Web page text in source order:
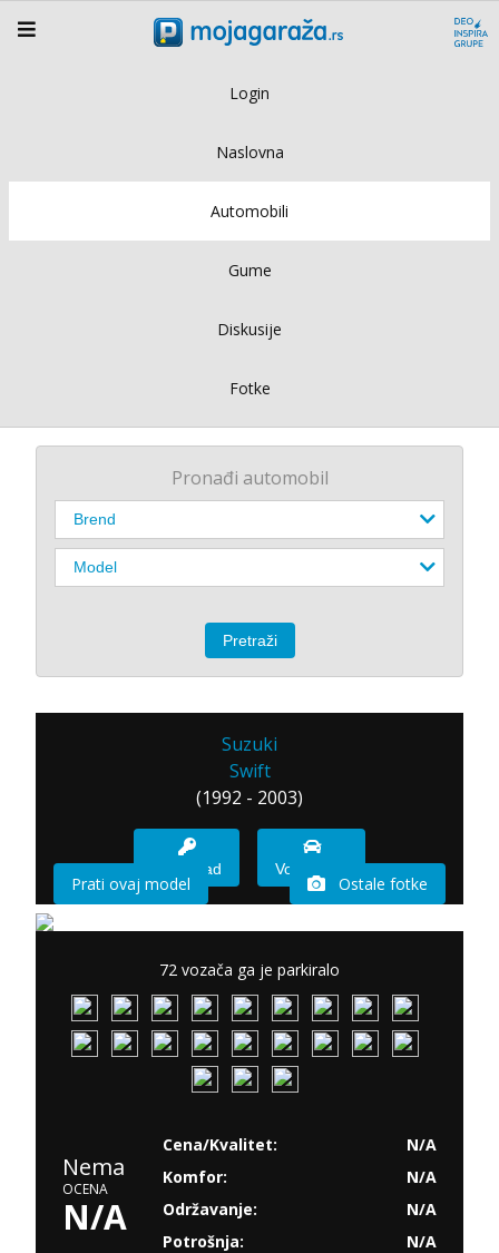
Login
Naslovna
Automobili
Gume
Diskusije
Fotke
Pronađi automobil
Suzuki
Swift
(1992 - 2003)
Imam sad Vozio sam
Prati ovaj model Ostale fotke
72 vozača ga je parkiralo
Nema
OCENA
N/A
Cena/Kvalitet:
N/A
Komfor:
N/A
Održavanje:
N/A
Potrošnja:
N/A